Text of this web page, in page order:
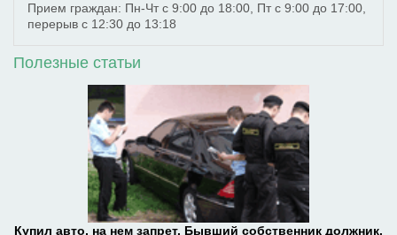
Прием граждан: Пн-Чт с 9:00 до 18:00, Пт с 9:00 до 17:00,
перерыв с 12:30 до 13:18
Полезные статьи
Купил авто, на нем запрет. Бывший собственник должник.